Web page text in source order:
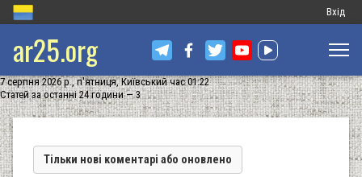
Меню
запису
Вхід
ar25.org
7 серпня 2026 р., п'ятниця, Київський час 01:22
Статей за останні 24 години — 3
Тільки нові коментарі або оновлено